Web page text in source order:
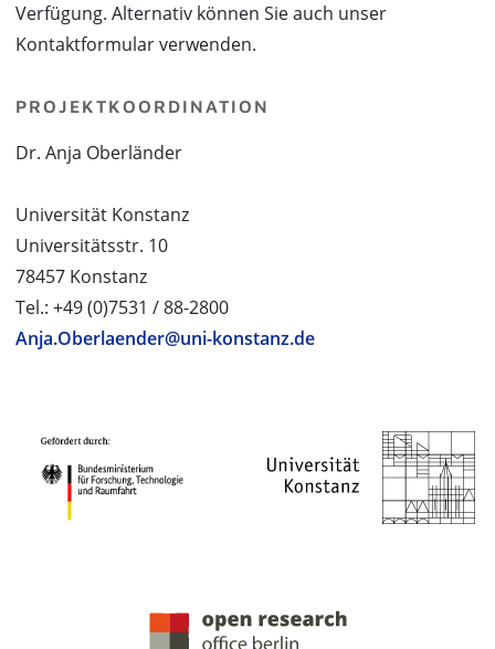
Verfügung. Alternativ können Sie auch unser
Kontaktformular verwenden.
PROJEKTKOORDINATION
Dr. Anja Oberländer
Universität Konstanz
Universitätsstr. 10
78457 Konstanz
Tel.: +49 (0)7531 / 88-2800
Anja.Oberlaender@uni-konstanz.de